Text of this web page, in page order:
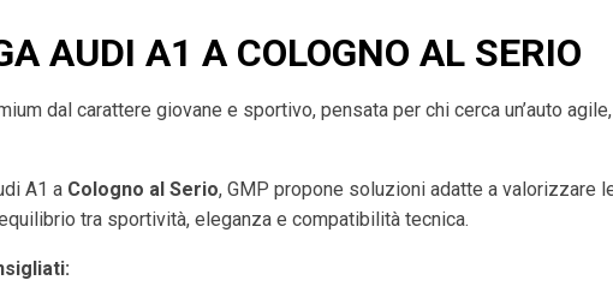
AUDI A1 A COLOGNO AL SERIO
dal carattere giovane e sportivo, pensata per chi cerca un’auto
A1 a Cologno al Serio, GMP propone soluzioni adatte a valorizzare
tra sportività, eleganza e compatibilità tecnica.